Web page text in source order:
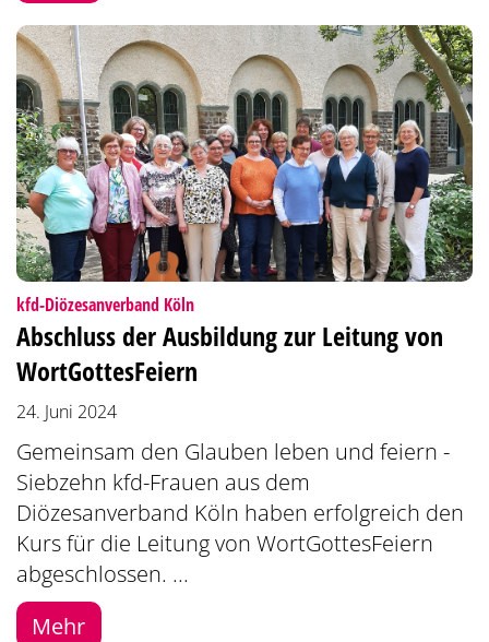
kfd-Diözesanverband Köln:
Abschluss der Ausbildung zur Leitung von
WortGottesFeiern
24. Juni 2024
Gemeinsam den Glauben leben und feiern -
Siebzehn kfd-Frauen aus dem
Diözesanverband Köln haben erfolgreich den
Kurs für die Leitung von WortGottesFeiern
abgeschlossen. ...
Mehr